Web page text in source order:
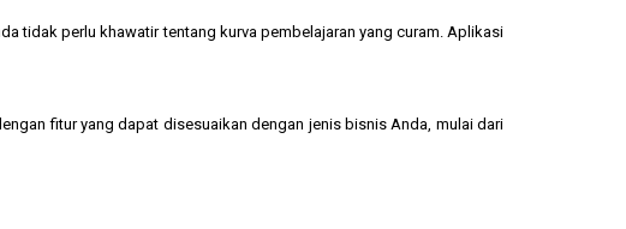
tidak perlu khawatir tentang kurva pembelajaran yang curam. Aplikasi
fitur yang dapat disesuaikan dengan jenis bisnis Anda, mulai dari